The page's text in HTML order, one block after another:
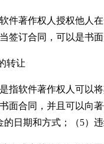
件著作权人授权他人
签订合同，可以是书
转让
指软件著作权人可以
面合同，并且可以向
的日期和方式；（5）